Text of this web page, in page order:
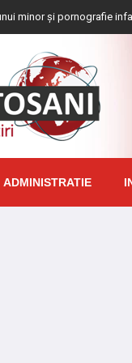
infantilă,
ADMINISTRATIE